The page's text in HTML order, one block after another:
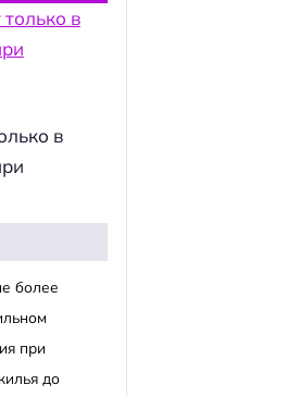
в
более
при
до